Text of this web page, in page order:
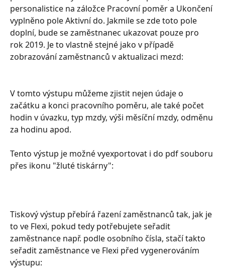
personalistice na záložce Pracovní poměr a Ukončení
vyplněno pole Aktivní do. Jakmile se zde toto pole
doplní, bude se zaměstnanec ukazovat pouze pro
rok 2019. Je to vlastně stejné jako v případě
zobrazování zaměstnanců v aktualizaci mezd:
V tomto výstupu můžeme zjistit nejen údaje o
začátku a konci pracovního poměru, ale také počet
hodin v úvazku, typ mzdy, výši měsíční mzdy, odměnu
za hodinu apod.
Tento výstup je možné vyexportovat i do pdf souboru
přes ikonu "žluté tiskárny":
Tiskový výstup přebírá řazení zaměstnanců tak, jak je
to ve Flexi, pokud tedy potřebujete seřadit
zaměstnance např. podle osobního čísla, stačí takto
seřadit zaměstnance ve Flexi před vygenerováním
výstupu: